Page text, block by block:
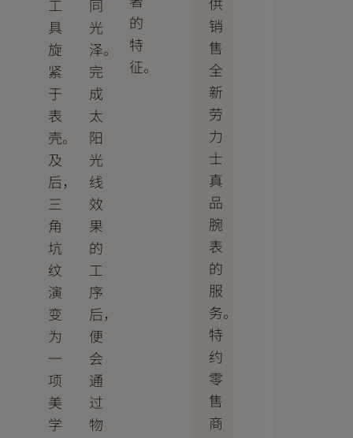
工
具
旋
紧
于
表
壳。
及
后，
三
角
坑
纹
演
变
为
一
项
美
学
同
光
泽。
完
成
太
阳
光
线
效
果
的
工
序
后，
便
会
通
过
物
的
特
征。
销
售
全
新
劳
力
士
真
品
腕
表
的
服
务。
特
约
零
售
商